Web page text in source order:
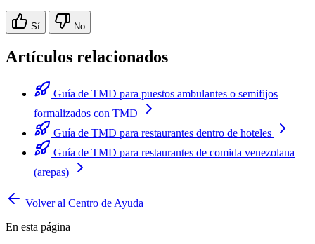
Sí No
Artículos relacionados
Guía de TMD para puestos ambulantes o semifijos
formalizados con TMD
Guía de TMD para restaurantes dentro de hoteles
Guía de TMD para restaurantes de comida venezolana
(arepas)
Volver al Centro de Ayuda
En esta página